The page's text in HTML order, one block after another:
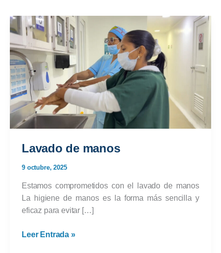
Lavado de manos
9 octubre, 2025
Estamos comprometidos con el lavado de manos
La higiene de manos es la forma más sencilla y
eficaz para evitar […]
Lavado
Leer Entrada »